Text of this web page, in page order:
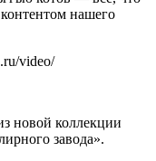
нашего
video/
новой коллекции
завода».